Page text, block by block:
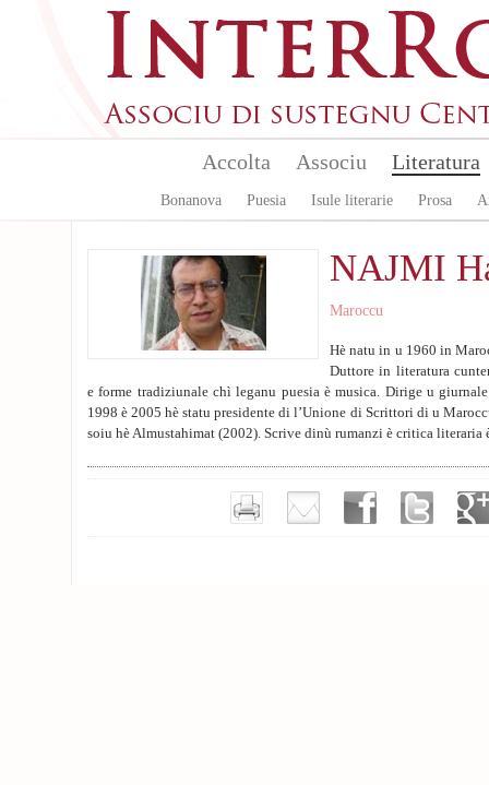
Accolta Associu Literatura
Bonanova Puesia Isule literarie Prosa
NAJMI
Maroccu
Hè natu in u 1960 in
Duttore in literatura
e forme tradiziunale chì leganu puesia è musica. Dirige u
1998 è 2005 hè statu presidente di l’Unione di Scrittori di u
soiu hè Almustahimat (2002). Scrive dinù rumanzi è critica literaria